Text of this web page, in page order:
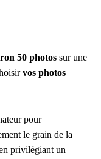
50 photos sur une
vos photos
pour
le grain de la
privilégiant un